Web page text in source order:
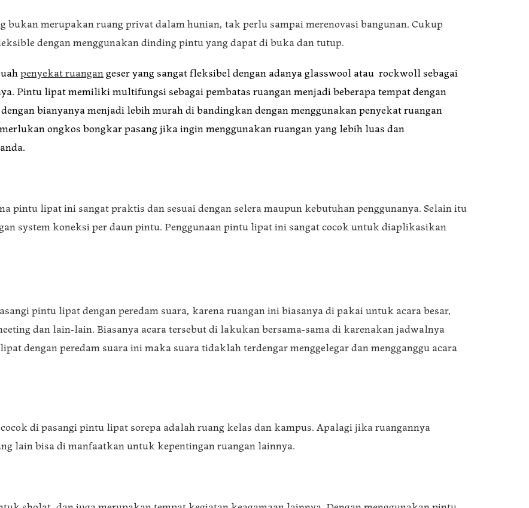
bukan merupakan ruang privat dalam hunian, tak perlu sampai merenovasi bangunan. Cukup
dengan menggunakan dinding pintu yang dapat di buka dan tutup.
penyekat ruangangeser yang sangat fleksibel dengan adanya glasswool atau rockwoll sebagai
Pintu lipat memiliki multifungsi sebagai pembatas ruangan menjadi beberapa tempat dengan
bianyanya menjadi lebih murah di bandingkan dengan menggunakan penyekat ruangan
ongkos bongkar pasang jika ingin menggunakan ruangan yang lebih luas dan
pintu lipat ini sangat praktis dan sesuai dengan selera maupun kebutuhan penggunanya. Selain itu
system koneksi per daun pintu. Penggunaan pintu lipat ini sangat cocok untuk diaplikasikan
pintu lipat dengan peredam suara, karena ruangan ini biasanya di pakai untuk acara besar,
dan lain-lain. Biasanya acara tersebut di lakukan bersama-sama di karenakan jadwalnya
dengan peredam suara ini maka suara tidaklah terdengar menggelegar dan mengganggu acara
di pasangi pintu lipat sorepa adalah ruang kelas dan kampus. Apalagi jika ruangannya
lain bisa di manfaatkan untuk kepentingan ruangan lainnya.